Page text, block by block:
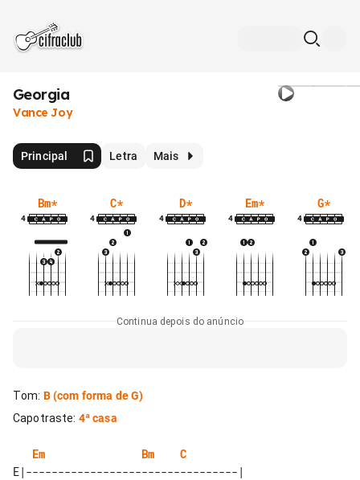
Georgia
Vance Joy
Principal Letra Mais
Bm*
4
C*
4
D*
4
Em*
4
G*
4
Continua depois do anúncio
Tom: B(com forma de G)
Capotraste: 4ª casa
Em Bm
C
E|---------------------------------|